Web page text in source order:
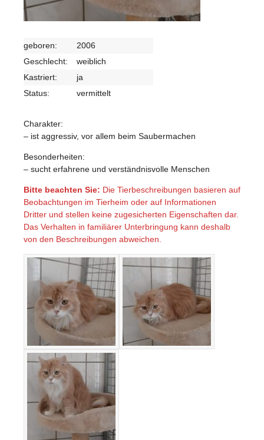
geboren:
2006
Geschlecht:
weiblich
Kastriert:
ja
Status:
vermittelt
Charakter:
– ist aggressiv, vor allem beim Saubermachen
Besonderheiten:
– sucht erfahrene und verständnisvolle Menschen
Bitte beachten Sie: Die Tierbeschreibungen basieren auf
Beobachtungen im Tierheim oder auf Informationen
Dritter und stellen keine zugesicherten Eigenschaften dar.
Das Verhalten in familiärer Unterbringung kann deshalb
von den Beschreibungen abweichen.